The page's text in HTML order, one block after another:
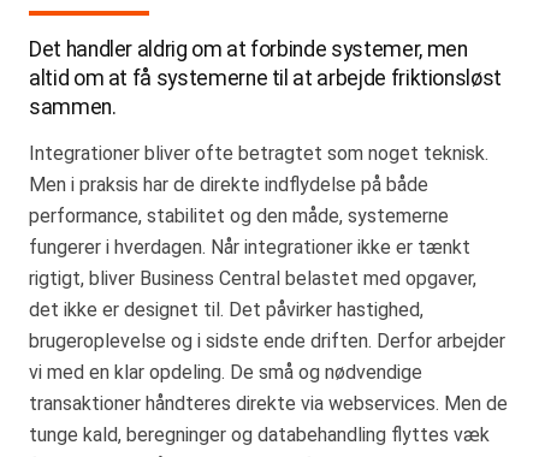
Det handler aldrig om at forbinde systemer, men
altid om at få systemerne til at arbejde friktionsløst
sammen.
Integrationer bliver ofte betragtet som noget teknisk.
Men i praksis har de direkte indflydelse på både
performance, stabilitet og den måde, systemerne
fungerer i hverdagen. Når integrationer ikke er tænkt
rigtigt, bliver Business Central belastet med opgaver,
det ikke er designet til. Det påvirker hastighed,
brugeroplevelse og i sidste ende driften. Derfor arbejder
vi med en klar opdeling. De små og nødvendige
transaktioner håndteres direkte via webservices. Men de
tunge kald, beregninger og databehandling flyttes væk